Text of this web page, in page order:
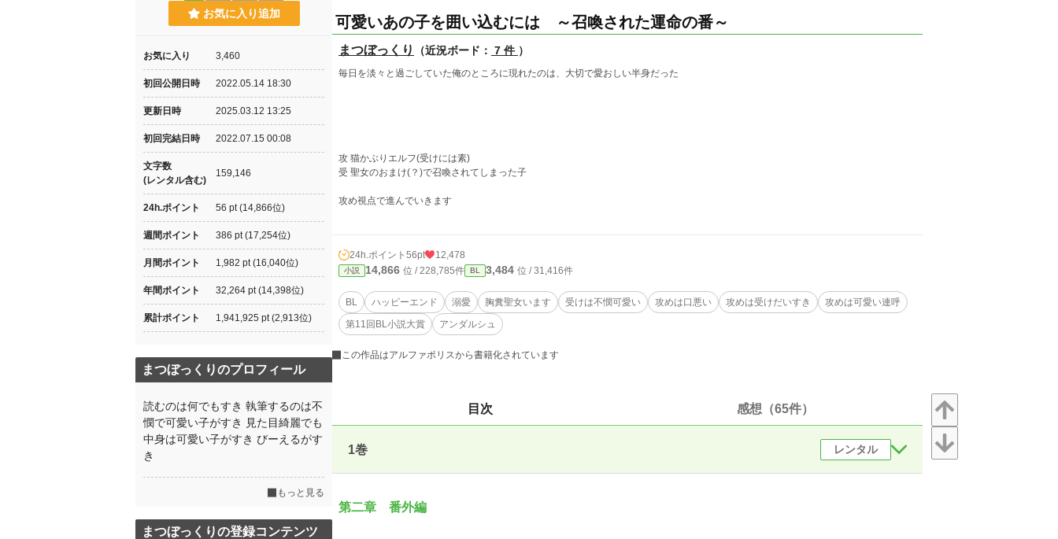
可愛いあの子を囲い込むには ～召喚された運命の番～
まつぼっくり （近況ボード： 7 件 ）
毎日を淡々と過ごしていた俺のところに現れたのは、大切で愛おしい半身だった
攻 猫かぶりエルフ(受けには素)
受 聖女のおまけ(？)で召喚されてしまった子
攻め視点で進んでいきます
24h.ポイント 56pt 12,478
小説 14,866 位 / 228,785件 BL 3,484 位 / 31,416件
BL ハッピーエンド 溺愛 胸糞聖女います 受けは不憫可愛い 攻めは口悪い 攻めは受けだいすき
攻めは可愛い連呼
第11回BL小説大賞
アンダルシュ
この作品はアルファポリスから書籍化されています
目次 感想（65件）
1巻 レンタル
第二章 番外編
お気に入り追加
お気に入り 3,460
初回公開日時 2022.05.14 18:30
更新日時 2025.03.12 13:25
初回完結日時 2022.07.15 00:08
文字数
(レンタル含む)
159,146
24h.ポイント 56 pt (14,866位)
週間ポイント 386 pt (17,254位)
月間ポイント 1,982 pt (16,040位)
年間ポイント 32,264 pt (14,398位)
累計ポイント 1,941,925 pt (2,913位)
まつぼっくりのプロフィール
読むのは何でもすき 執筆するのは不
憫で可愛い子がすき 見た目綺麗でも
中身は可愛い子がすき びーえるがす
き
もっと見る
まつぼっくりの登録コンテンツ